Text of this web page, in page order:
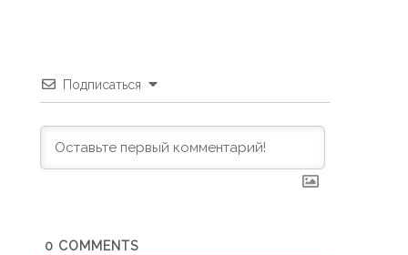
Подписаться
0 COMMENTS